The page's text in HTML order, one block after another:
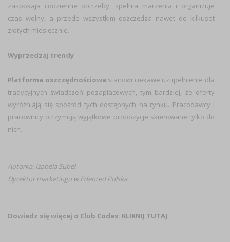
zaspokaja codzienne potrzeby, spełnia marzenia i organizuje
czas wolny, a przede wszystkim oszczędza nawet do kilkuset
złotych miesięcznie.
Wyprzedzaj trendy
Platforma oszczędnościowa stanowi ciekawe uzupełnienie dla
tradycyjnych świadczeń pozapłacowych, tym bardziej, że oferty
wyróżniają się spośród tych dostępnych na rynku. Pracodawcy i
pracownicy otrzymują wyjątkowe propozycje skierowane tylko do
nich.
Autorka: Izabela Supeł
Dyrektor marketingu w Edenred Polska
Dowiedz się więcej o Club Codes: KLIKNIJ TUTAJ